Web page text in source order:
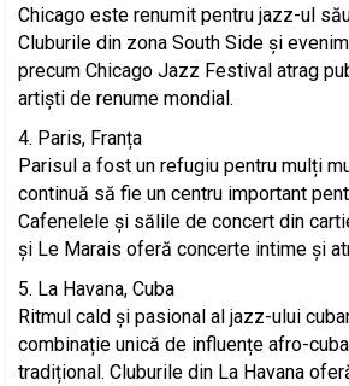
Chicago este renumit pentru jazz-ul
Cluburile din zona South Side și
precum Chicago Jazz Festival atrag
artiști de renume mondial.
Paris, Franța
Parisul a fost un refugiu pentru mulți
continuă să fie un centru important
Cafenelele și sălile de concert din
și Le Marais oferă concerte intime și
La Havana, Cuba
Ritmul cald și pasional al jazz-ului
combinație unică de influențe afro-
tradițional. Cluburile din La Havana